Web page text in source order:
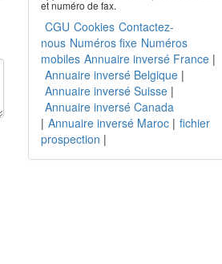
et numéro de fax.
CGU Cookies Contactez-
nous Numéros fixe Numéros
mobiles Annuaire inversé France|
Annuaire inversé Belgique|
Annuaire inversé Suisse|
Annuaire inversé Canada
| Annuaire inversé Maroc| fichier
prospection |